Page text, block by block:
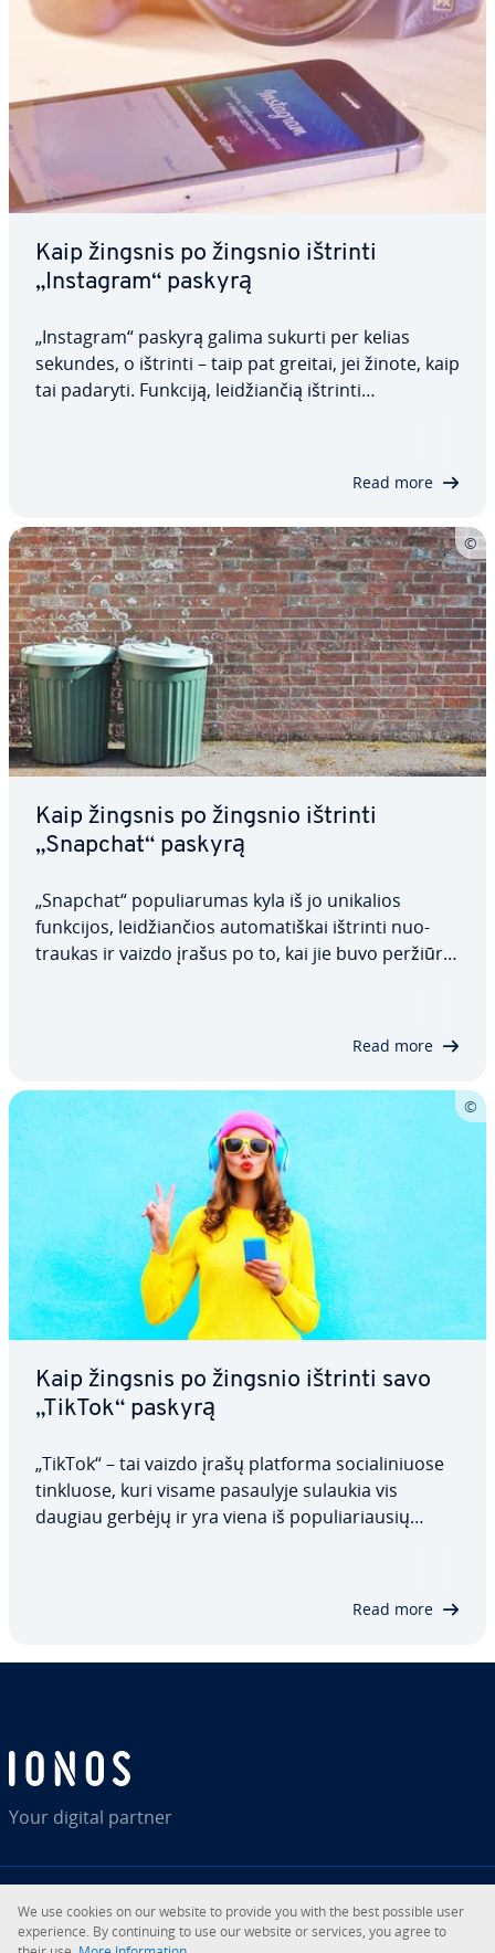
Kaip žingsnis po žingsnio ištrinti
„Instagram“ paskyrą
„Instagram“ paskyrą galima sukurti per kelias
sekundes, o ištrinti – taip pat greitai, jei žinote, kaip
tai padaryti. Funkciją, lei­džian­čią ištrinti
Read more
Kaip žingsnis po žingsnio ištrinti
„Snapchat“ paskyrą
„Snapchat“ po­pu­lia­ru­mas kyla iš jo unikalios
funkcijos, lei­džian­čios au­to­ma­tiš­kai ištrinti nuo­
trau­kas ir vaizdo įrašus po to, kai jie buvo per­žiū­rė­
Read more
Kaip žingsnis po žingsnio ištrinti savo
„TikTok“ paskyrą
„TikTok“ – tai vaizdo įrašų platforma so­cia­li­niuo­se
tinkluose, kuri visame pasaulyje sulaukia vis
daugiau gerbėjų ir yra viena iš po­pu­lia­riau­sių
Read more
Your digital partner
RSS LinkedIntiktok Instagram
We use cookies on our website to provide you with the best possible user
expe­rien­ce. By con­ti­nu­ing to use our website or services, you agree to